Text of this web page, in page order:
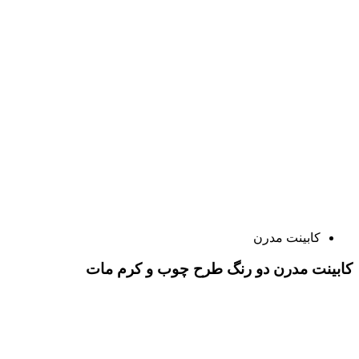
کابینت مدرن
کابینت مدرن دو رنگ طرح چوب و کرم مات